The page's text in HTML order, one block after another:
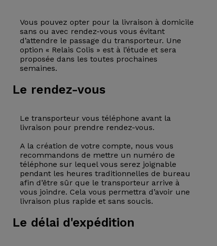
Vous pouvez opter pour la livraison à domicile
sans ou avec rendez-vous vous évitant
d’attendre le passage du transporteur. Une
option « Relais Colis » est à l’étude et sera
proposée dans les toutes prochaines
semaines.
Le rendez-vous
Le transporteur vous téléphone avant la
livraison pour prendre rendez-vous.
A la création de votre compte, nous vous
recommandons de mettre un numéro de
téléphone sur lequel vous serez joignable
pendant les heures traditionnelles de bureau
afin d’être sûr que le transporteur arrive à
vous joindre. Cela vous permettra d’avoir une
livraison plus rapide et sans soucis.
Le délai d'expédition